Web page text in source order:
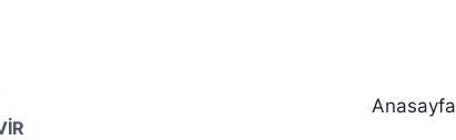
Anasayfa